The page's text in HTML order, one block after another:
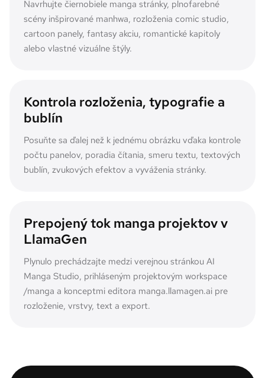
Navrhujte čiernobiele manga stránky, plnofarebné
scény inšpirované manhwa, rozloženia comic studio,
cartoon panely, fantasy akciu, romantické kapitoly
alebo vlastné vizuálne štýly.
Kontrola rozloženia, typografie a
bublín
Posuňte sa ďalej než k jednému obrázku vďaka kontrole
počtu panelov, poradia čítania, smeru textu, textových
bublín, zvukových efektov a vyváženia stránky.
Prepojený tok manga projektov v
LlamaGen
Plynulo prechádzajte medzi verejnou stránkou AI
Manga Studio, prihláseným projektovým workspace
/manga a konceptmi editora manga.llamagen.ai pre
rozloženie, vrstvy, text a export.